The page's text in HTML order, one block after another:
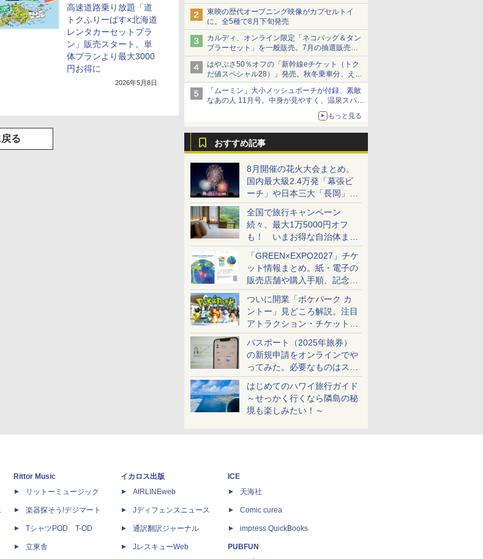
ショーツは1990円に
東映の歴代オープニング映像がカプセルトイ
に。全5種で8月下旬発売
カルディ、オンライン限定「ネコバッグ＆タン
ブラーセット」を一般販売。7月の抽選販売の
当選無効分
はやぶさ50％オフの「新幹線eチケット（トク
だ値スペシャル28）」発売。秋冬乗車分、えき
ねっと限定
「ムーミン」大小メッシュポーチが付録、素敵
なあの人 11月号。中身が見やすく、温泉スパに
もっと見る
おすすめ記事
8月開催の花火大会まとめ。
国内最大級2.4万発「幕張ビ
ーチ」や日本三大「長岡」な
ど大型イベント目白押し！
全国で旅行キャンペーン
続々、最大1万5000円オフ
も！ いまお得な自治体まと
め
「GREEN×EXPO2027」チケ
ット情報まとめ。紙・電子の
販売店舗や購入手順、記念チ
ケットも解説
ついに開業「ポケパーク カ
ントー」見どころ解説。注目
アトラクション・チケット手
配・来場前に必要な準備は？
パスポート（2025年旅券）
の新規申請をオンラインでや
ってみた。必要なものはスマ
ホとマイナカードのみ
はじめてのハワイ旅行ガイド
～せっかく行くなら隣島の秘
境も楽しみたい！～
高速道路乗り放題「道
トクふりーぱす×北海道
レンタカーセットプラ
ン」販売スタート。単
体プランより最大3000
円お得に
2026年5月8日
る
Rittor Music
リットーミュージック
楽器探そう!デジマート
TシャツPOD T-OD
立東舎
イカロス出版
AIRLINEweb
Jディフェンスニュース
通訳翻訳ジャーナル
JレスキューWeb
ICE
天海社
Comic curea
impress QuickBooks
PUBFUN